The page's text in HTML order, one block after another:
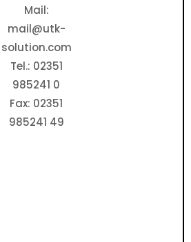
Mail:
mail@utk-
solution.com
Tel.: 02351
985241 0
Fax: 02351
985241 49